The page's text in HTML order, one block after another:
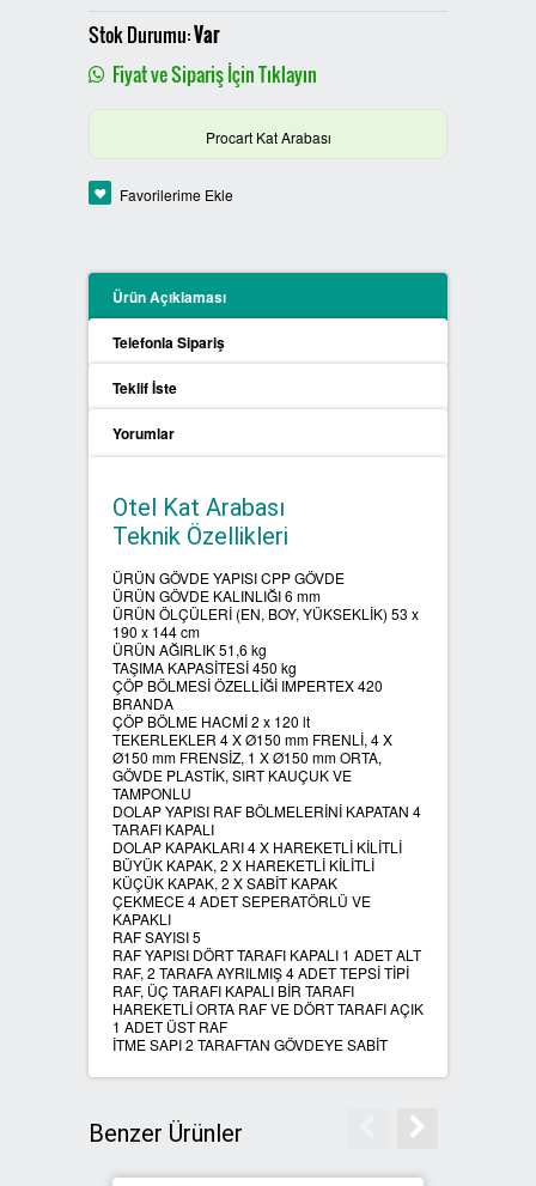
PLASTİK SIFIR ATIK KUTULARI
BOYALI SIFIR ATIK KUTULARI
METAL SIFIR ATIK KUTULARI
ÖZEL ÜRETİM SIFIR ATIK
PROCYCLE SIFIR ATIK
KUTULARI
PİL ATIK KUTULARI
SIFIR ATIK KONTEYNERLARI
SIFIR ATIK BİLGİLENDİRME
PANOSU
SIFIR ATIK ÇÖP POŞETLERİ
SIFIR ATIK GERİ DÖNÜŞÜM
KUTULARI
Stok Durumu:Var
Fiyat ve Sipariş İçin Tıklayın
Procart Kat Arabası
Favorilerime Ekle
Ürün Açıklaması
Telefonla Sipariş
Teklif İste
Yorumlar
Otel Kat Arabası
Teknik Özellikleri
ÜRÜN GÖVDE YAPISI CPP GÖVDE
ÜRÜN GÖVDE KALINLIĞI 6 mm
ÜRÜN ÖLÇÜLERİ (EN, BOY, YÜKSEKLİK) 53 x
190 x 144 cm
ÜRÜN AĞIRLIK 51,6 kg
TAŞIMA KAPASİTESİ 450 kg
ÇÖP BÖLMESİ ÖZELLİĞİ IMPERTEX 420
BRANDA
ÇÖP BÖLME HACMİ 2 x 120 lt
TEKERLEKLER 4 X Ø150 mm FRENLİ, 4 X
Ø150 mm FRENSİZ, 1 X Ø150 mm ORTA,
GÖVDE PLASTİK, SIRT KAUÇUK VE
TAMPONLU
DOLAP YAPISI RAF BÖLMELERİNİ KAPATAN 4
TARAFI KAPALI
DOLAP KAPAKLARI 4 X HAREKETLİ KİLİTLİ
BÜYÜK KAPAK, 2 X HAREKETLİ KİLİTLİ
KÜÇÜK KAPAK, 2 X SABİT KAPAK
ÇEKMECE 4 ADET SEPERATÖRLÜ VE
KAPAKLI
RAF SAYISI 5
RAF YAPISI DÖRT TARAFI KAPALI 1 ADET ALT
RAF, 2 TARAFA AYRILMIŞ 4 ADET TEPSİ TİPİ
RAF, ÜÇ TARAFI KAPALI BİR TARAFI
HAREKETLİ ORTA RAF VE DÖRT TARAFI AÇIK
1 ADET ÜST RAF
İTME SAPI 2 TARAFTAN GÖVDEYE SABİT
Benzer Ürünler